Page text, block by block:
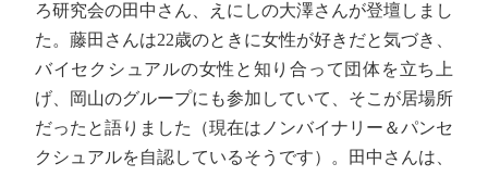
ろ研究会の田中さん、えにしの大澤さんが登壇しまし
た。藤田さんは22歳のときに女性が好きだと気づき、
バイセクシュアルの女性と知り合って団体を立ち上
げ、岡山のグループにも参加していて、そこが居場所
だったと語りました（現在はノンバイナリー＆パンセ
クシュアルを自認しているそうです）。田中さんは、